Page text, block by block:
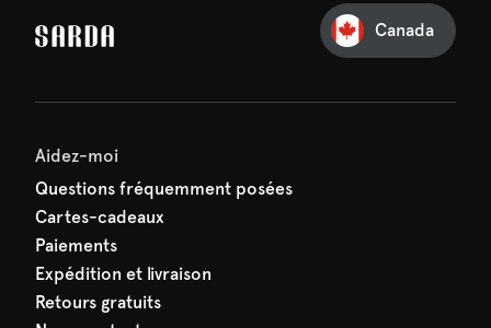
commande
Canada
Aidez-moi
Questions fréquemment posées
Cartes-cadeaux
Paiements
Expédition et livraison
Retours gratuits